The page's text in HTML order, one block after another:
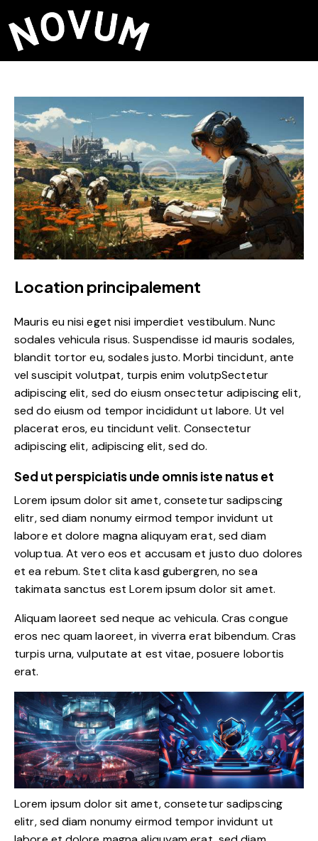
Location principalement
Mauris eu nisi eget nisi imperdiet vestibulum. Nunc
sodales vehicula risus. Suspendisse id mauris sodales,
blandit tortor eu, sodales justo. Morbi tincidunt, ante
vel suscipit volutpat, turpis enim volutpSectetur
adipiscing elit, sed do eiusm onsectetur adipiscing elit,
sed do eiusm od tempor incididunt ut labore. Ut vel
placerat eros, eu tincidunt velit. Consectetur
adipiscing elit, adipiscing elit, sed do.
Sed ut perspiciatis unde omnis iste natus et
Lorem ipsum dolor sit amet, consetetur sadipscing
elitr, sed diam nonumy eirmod tempor invidunt ut
labore et dolore magna aliquyam erat, sed diam
voluptua. At vero eos et accusam et justo duo dolores
et ea rebum. Stet clita kasd gubergren, no sea
takimata sanctus est Lorem ipsum dolor sit amet.
Aliquam laoreet sed neque ac vehicula. Cras congue
eros nec quam laoreet, in viverra erat bibendum. Cras
turpis urna, vulputate at est vitae, posuere lobortis
erat.
Lorem ipsum dolor sit amet, consetetur sadipscing
elitr, sed diam nonumy eirmod tempor invidunt ut